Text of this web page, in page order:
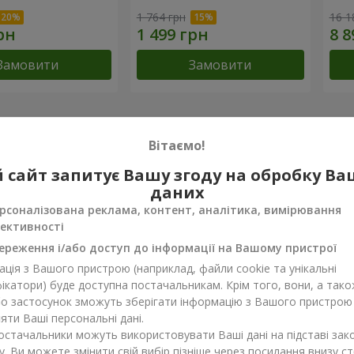
1 764 грн
Замовити
16
Доставка квітів року в Україні
«Вибір країни»
2026 рік
2026
про товар 4.7 з
22.09.2022
букет покорит сердце даже самой неприступной
Вітаємо!
сайт запитує Вашу згоду на обробку
даних
реклама, контент, аналітика, вимірювання
і/або доступ до інформації на Вашому пристрої
з Вашого пристрою (наприклад, файли cookie та унікальні
буде доступна постачальникам. Крім того, вони, а
застосунок зможуть зберігати інформацію з Вашого
Ваші персональні дані.
можуть використовувати Ваші дані на підставі